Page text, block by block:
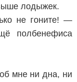
лодыжек.
не гоните! —
полбенефиса
мне ни дна, ни